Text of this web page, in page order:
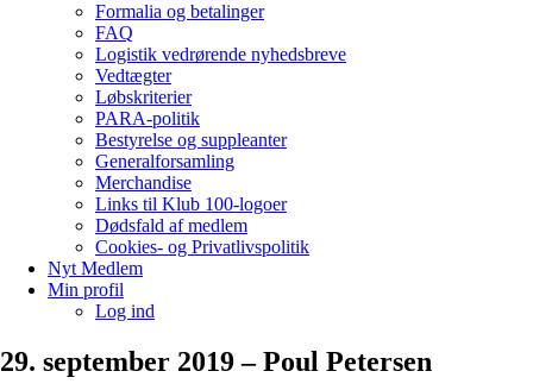
Formalia og betalinger
FAQ
Logistik vedrørende nyhedsbreve
Vedtægter
Løbskriterier
PARA-politik
Bestyrelse og suppleanter
Generalforsamling
Merchandise
Links til Klub 100-logoer
Dødsfald af medlem
Cookies- og Privatlivspolitik
Nyt Medlem
Min profil
Log ind
29. september 2019 – Poul Petersen